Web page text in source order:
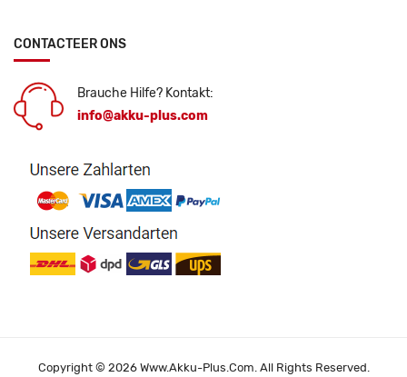
CONTACTEER ONS
Brauche Hilfe? Kontakt:
info@akku-plus.com
Copyright © 2026 Www.akku-Plus.com. All Rights Reserved.